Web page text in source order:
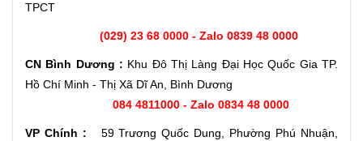
TPCT
(029) 23 68 0000 - Zalo 0839 48 0000
CN Bình Dương : Khu Đô Thị Làng Đại Học Quốc Gia TP.
Hồ Chí Minh - Thị Xã Dĩ An, Bình Dương
084 4811000 - Zalo 0834 48 0000
VP Chính : 59 Trương Quốc Dung, Phường Phú Nhuận,